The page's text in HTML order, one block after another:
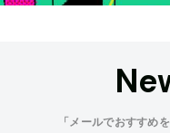
「メールでおすすめ